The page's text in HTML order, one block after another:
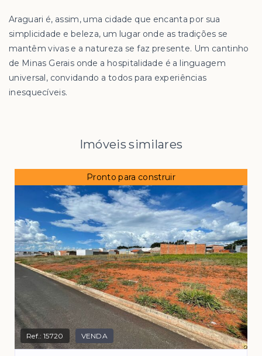
Araguari é, assim, uma cidade que encanta por sua
simplicidade e beleza, um lugar onde as tradições se
mantêm vivas e a natureza se faz presente. Um cantinho
de Minas Gerais onde a hospitalidade é a linguagem
universal, convidando a todos para experiências
inesquecíveis.
Imóveis similares
Pronto para construir
Ref.:15720 VENDA